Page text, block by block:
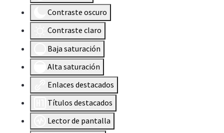
Contraste oscuro
Contraste claro
Baja saturación
Alta saturación
Enlaces destacados
Títulos destacados
Lector de pantalla